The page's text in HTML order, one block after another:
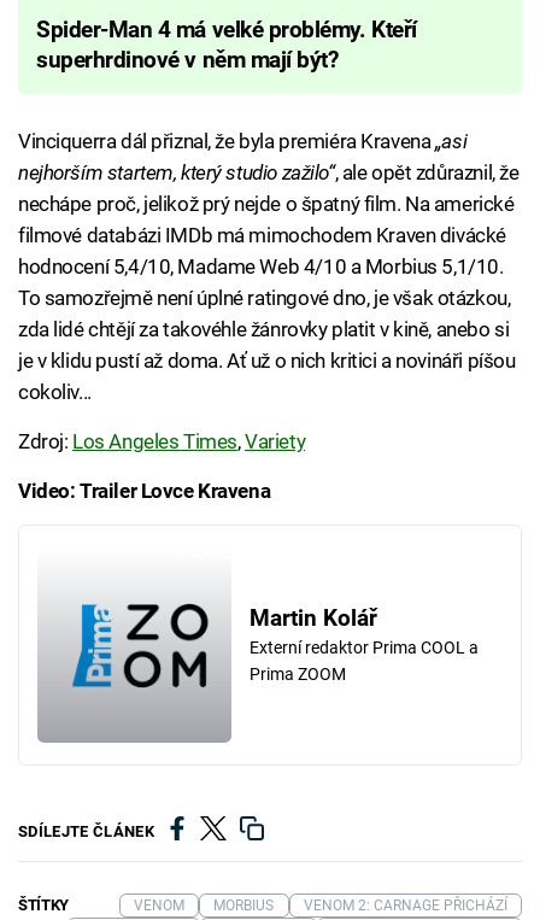
Spider-Man 4 má velké problémy. Kteří
superhrdinové v něm mají být?
Vinciquerra dál přiznal, že byla premiéra Kravena „asi
nejhorším startem, který studio zažilo“, ale opět zdůraznil, že
nechápe proč, jelikož prý nejde o špatný film. Na americké
filmové databázi IMDb má mimochodem Kraven divácké
hodnocení 5,4/10, Madame Web 4/10 a Morbius 5,1/10.
To samozřejmě není úplné ratingové dno, je však otázkou,
zda lidé chtějí za takovéhle žánrovky platit v kině, anebo si
je v klidu pustí až doma. Ať už o nich kritici a novináři píšou
cokoliv...
Zdroj: Los Angeles Times,Variety
Video: Trailer Lovce Kravena
Martin Kolář
Externí redaktor Prima COOL a
Prima ZOOM
SDÍLEJTE ČLÁNEK
ŠTÍTKY VENOM MORBIUS VENOM 2: CARNAGE PŘICHÁZÍ